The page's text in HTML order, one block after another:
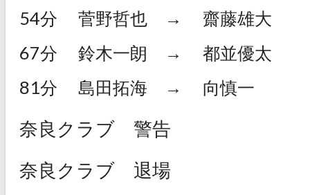
54分
菅野哲也 → 齋藤雄大
67分
鈴木一朗 → 都並優太
81分
島田拓海 → 向慎一
奈良クラブ 警告
奈良クラブ 退場